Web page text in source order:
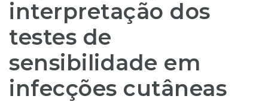
interpretação dos
testes de
sensibilidade em
infecções cutâneas